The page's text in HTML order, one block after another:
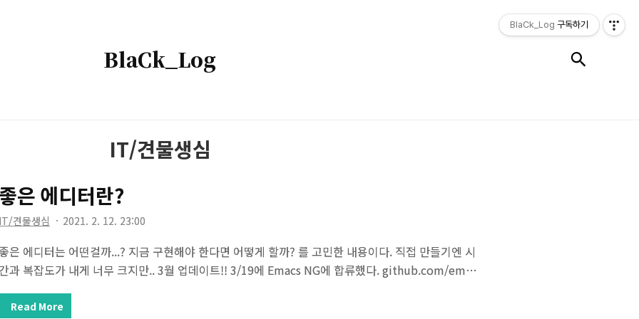
BlaCk_Log
BlaCk_Log
IT/견물생심
은 에디터란?
견물생심 2021. 2. 12. 23:00
은 에디터는 어떤걸까...? 지금 구현해야 한다면 어떻게 할까? 를 고민한 내용이다. 직접 만들기엔 시
과 복잡도가 내게 너무 크지만.. 3월 업데이트!! 3/19에 Emacs NG에 합류했다. github.com/emac
on GitHub. github.com 우연히 emacs-ng(이슈)라고 Emacs + Deno란 끔직한 혼종(?)을 발
Read More
BlaCk_Log 구독하기